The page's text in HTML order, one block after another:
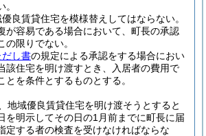
良賃貸住宅を模様替えしてはならない。
が容易である場合において、町長の承認
の限りでない。
し書の規定による承認をする場合におい
該住宅を明け渡すとき、入居者の費用で
とを条件とするものとする。
地域優良賃貸住宅を明け渡そうとすると
を明示してその日の1月前までに町長に届
定する者の検査を受けなければならな